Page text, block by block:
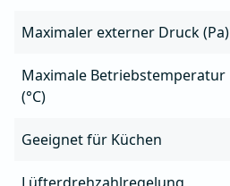
Maximaler externer Druck (Pa)
Maximale Betriebstemperatur
(°C)
Geeignet für Küchen